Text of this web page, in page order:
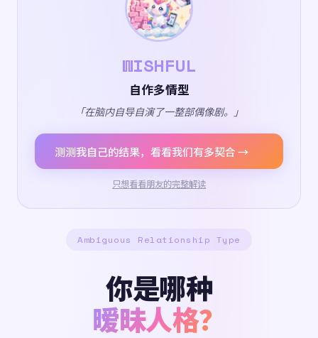
WISHFUL
自作多情型
「在脑内自导自演了一整部偶像剧。」
测测我自己的结果，看看我们有多契合 →
只想看看朋友的完整解读
Ambiguous Relationship Type
你是哪种
暧昧人格？